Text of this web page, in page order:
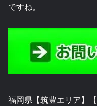
ですね。
福岡県【筑豊エリア】